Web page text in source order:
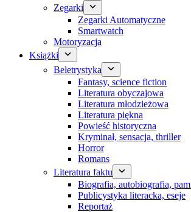
Zegarki
Zegarki Automatyczne
Smartwatch
Motoryzacja
Książki
Beletrystyka
Fantasy, science fiction
Literatura obyczajowa
Literatura młodzieżowa
Literatura piękna
Powieść historyczna
Kryminał, sensacja, thriller
Horror
Romans
Literatura faktu
Biografia, autobiografia,
Publicystyka literacka, eseje
Reportaż